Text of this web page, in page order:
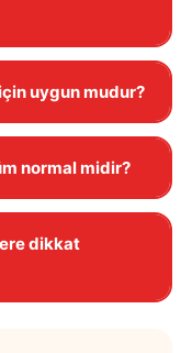
uygun mudur?
normal midir?
dikkat